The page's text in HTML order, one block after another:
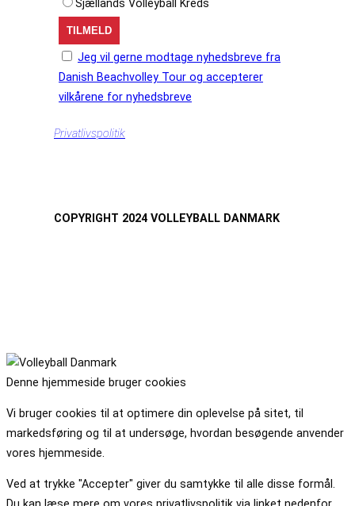
Sjællands Volleyball Kreds
Jeg vil gerne modtage nyhedsbreve fra
Danish Beachvolley Tour og accepterer
vilkårene for nyhedsbreve
Privatlivspolitik
COPYRIGHT 2024 VOLLEYBALL DANMARK
Denne hjemmeside bruger cookies
Vi bruger cookies til at optimere din oplevelse på sitet, til
markedsføring og til at undersøge, hvordan besøgende anvender
vores hjemmeside.
Ved at trykke "Accepter" giver du samtykke til alle disse formål.